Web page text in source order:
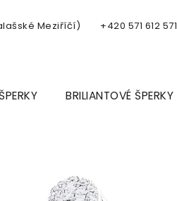
Meziříčí) +420 571 612 571
BRILIANTOVÉ ŠPERKY